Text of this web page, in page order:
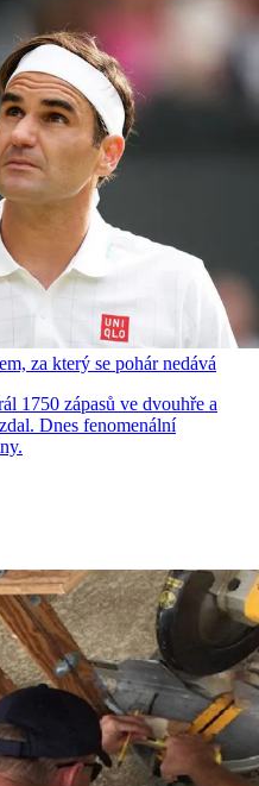
za který se pohár nedává
1750 zápasů ve dvouhře a
Dnes fenomenální